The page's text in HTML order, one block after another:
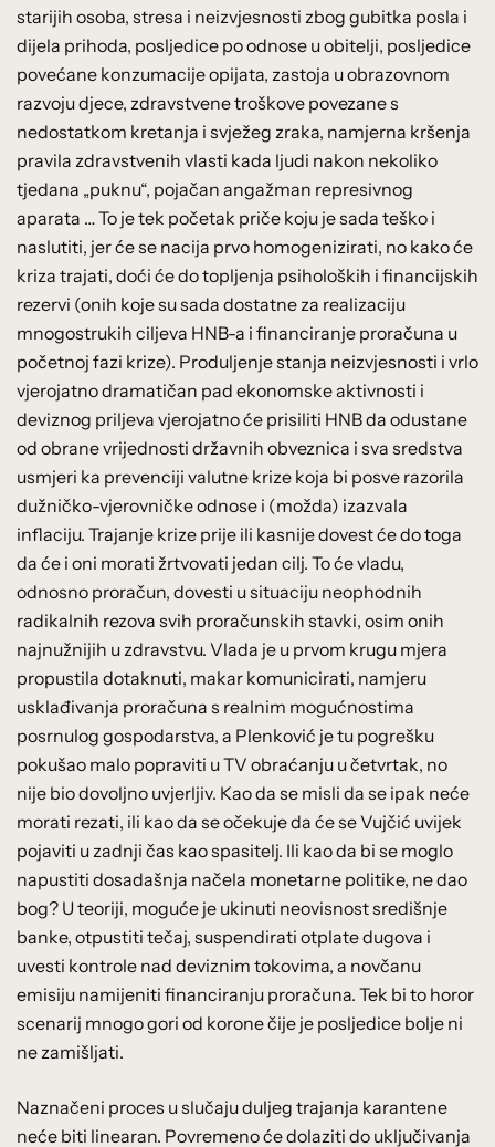
starijih osoba, stresa i neizvjesnosti zbog gubitka posla i
dijela prihoda, posljedice po odnose u obitelji, posljedice
povećane konzumacije opijata, zastoja u obrazovnom
razvoju djece, zdravstvene troškove povezane s
nedostatkom kretanja i svježeg zraka, namjerna kršenja
pravila zdravstvenih vlasti kada ljudi nakon nekoliko
tjedana „puknu“, pojačan angažman represivnog
aparata … To je tek početak priče koju je sada teško i
naslutiti, jer će se nacija prvo homogenizirati, no kako će
kriza trajati, doći će do topljenja psiholoških i financijskih
rezervi (onih koje su sada dostatne za realizaciju
mnogostrukih ciljeva HNB-a i financiranje proračuna u
početnoj fazi krize). Produljenje stanja neizvjesnosti i vrlo
vjerojatno dramatičan pad ekonomske aktivnosti i
deviznog priljeva vjerojatno će prisiliti HNB da odustane
od obrane vrijednosti državnih obveznica i sva sredstva
usmjeri ka prevenciji valutne krize koja bi posve razorila
dužničko-vjerovničke odnose i (možda) izazvala
inflaciju. Trajanje krize prije ili kasnije dovest će do toga
da će i oni morati žrtvovati jedan cilj. To će vladu,
odnosno proračun, dovesti u situaciju neophodnih
radikalnih rezova svih proračunskih stavki, osim onih
najnužnijih u zdravstvu. Vlada je u prvom krugu mjera
propustila dotaknuti, makar komunicirati, namjeru
usklađivanja proračuna s realnim mogućnostima
posrnulog gospodarstva, a Plenković je tu pogrešku
pokušao malo popraviti u TV obraćanju u četvrtak, no
nije bio dovoljno uvjerljiv. Kao da se misli da se ipak neće
morati rezati, ili kao da se očekuje da će se Vujčić uvijek
pojaviti u zadnji čas kao spasitelj. Ili kao da bi se moglo
napustiti dosadašnja načela monetarne politike, ne dao
bog? U teoriji, moguće je ukinuti neovisnost središnje
banke, otpustiti tečaj, suspendirati otplate dugova i
uvesti kontrole nad deviznim tokovima, a novčanu
emisiju namijeniti financiranju proračuna. Tek bi to horor
scenarij mnogo gori od korone čije je posljedice bolje ni
ne zamišljati.
Naznačeni proces u slučaju duljeg trajanja karantene
neće biti linearan. Povremeno će dolaziti do uključivanja